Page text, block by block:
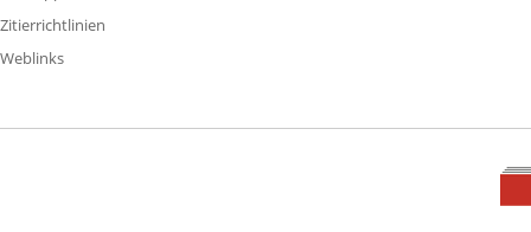
Zitierrichtlinien
Weblinks